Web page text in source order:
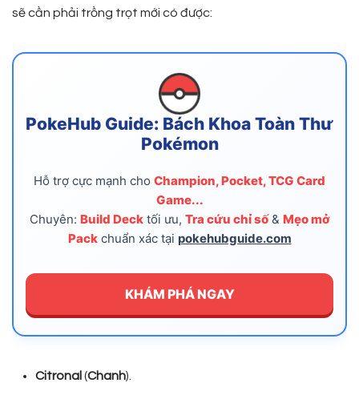
sẽ cần phải trồng trọt mới có được:
PokeHub Guide: Bách Khoa Toàn Thư
Pokémon
Hỗ trợ cực mạnh cho Champion, Pocket, TCG Card
Game...
Chuyên: Build Decktối ưu, Tra cứu chỉ số& Mẹo mở
Packchuẩn xác tại pokehubguide.com
KHÁM PHÁ NGAY
Citronal (Chanh).